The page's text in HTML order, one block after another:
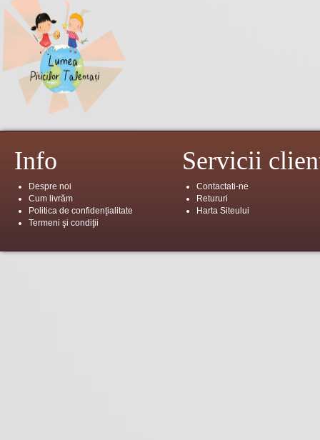
Info
Despre noi
Cum livrăm
Politica de confidenţialitate
Termeni şi condiţii
Servicii
Contactati-ne
Retururi
Harta Siteului